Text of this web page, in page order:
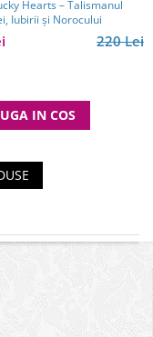
Hearts – Talismanul
Iubirii și Norocului
220 Lei
IN COS